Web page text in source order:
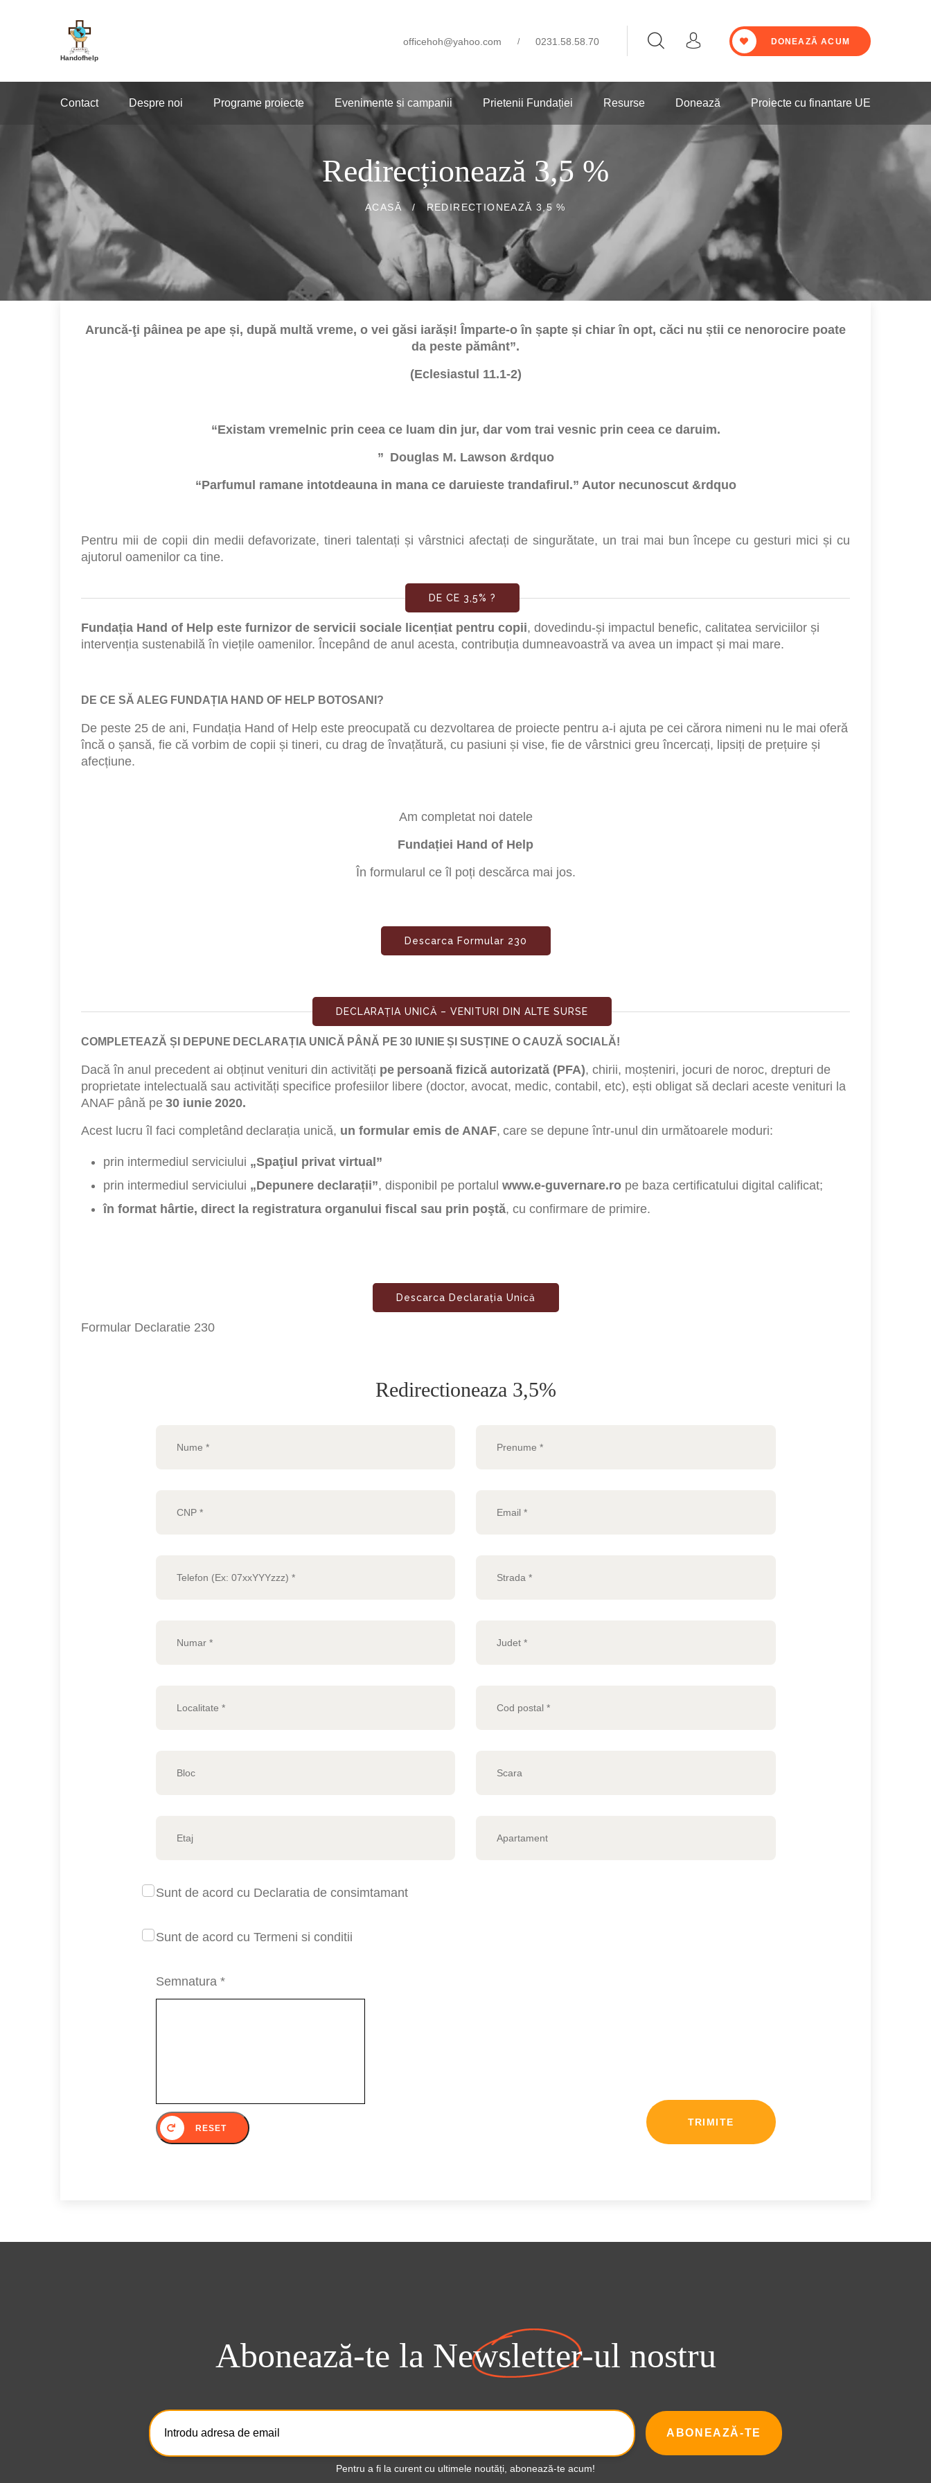
Handofhelp
officehoh@yahoo.com / 0231.58.58.70 DONEAZĂ ACUM
Contact Despre noi Programe proiecte Evenimente si campanii Prietenii Fundației Resurse Donează Proiecte cu finantare UE
Redirecționează 3,5 %
ACASĂ / REDIRECȚIONEAZĂ 3,5 %
Aruncă-ţi pâinea pe ape și, după multă vreme, o vei găsi iarăși! Împarte-o în șapte și chiar în opt, căci nu știi ce nenorocire poate
da peste pământ”.
(Eclesiastul 11.1-2)
“Existam vremelnic prin ceea ce luam din jur, dar vom trai vesnic prin ceea ce daruim.
” Douglas M. Lawson &rdquo
“Parfumul ramane intotdeauna in mana ce daruieste trandafirul.” Autor necunoscut &rdquo
Pentru mii de copii din medii defavorizate, tineri talentați și vârstnici afectați de singurătate, un trai mai bun începe cu gesturi mici și cu
ajutorul oamenilor ca tine.
DE CE 3,5% ?
Fundația Hand of Help este furnizor de servicii sociale licențiat pentru copii, dovedindu-și impactul benefic, calitatea serviciilor și
intervenția sustenabilă în viețile oamenilor. Începând de anul acesta, contribuția dumneavoastră va avea un impact și mai mare.
DE CE SĂ ALEG FUNDAȚIA HAND OF HELP BOTOSANI?
De peste 25 de ani, Fundația Hand of Help este preocupată cu dezvoltarea de proiecte pentru a-i ajuta pe cei cărora nimeni nu le mai oferă
încă o șansă, fie că vorbim de copii și tineri, cu drag de învațătură, cu pasiuni și vise, fie de vârstnici greu încercați, lipsiți de prețuire și
afecțiune.
Am completat noi datele
Fundației Hand of Help
În formularul ce îl poți descărca mai jos.
Descarca Formular 230
DECLARAȚIA UNICĂ – VENITURI DIN ALTE SURSE
COMPLETEAZĂ ȘI DEPUNE DECLARAȚIA UNICĂ PÂNĂ PE 30 IUNIE ȘI SUSȚINE O CAUZĂ SOCIALĂ!
Dacă în anul precedent ai obținut venituri din activități pe persoană fizică autorizată (PFA), chirii, moșteniri, jocuri de noroc, drepturi de
proprietate intelectuală sau activități specifice profesiilor libere (doctor, avocat, medic, contabil, etc), ești obligat să declari aceste venituri la
ANAF până pe 30 iunie 2020.
Acest lucru îl faci completând declarația unică, un formular emis de ANAF, care se depune într-unul din următoarele moduri:
prin intermediul serviciului „Spaţiul privat virtual”
prin intermediul serviciului „Depunere declarații”, disponibil pe portalul www.e-guvernare.ro pe baza certificatului digital calificat;
în format hârtie, direct la registratura organului fiscal sau prin poştă, cu confirmare de primire.
Descarca Declarația Unică
Formular Declaratie 230
Redirectioneaza 3,5%
Sunt de acord cu Declaratia de consimtamant
Sunt de acord cu Termeni si conditii
Semnatura *
RESET
TRIMITE
Abonează-te la Newsletter-ul nostru
ABONEAZĂ-TE
Pentru a fi la curent cu ultimele noutăți, abonează-te acum!